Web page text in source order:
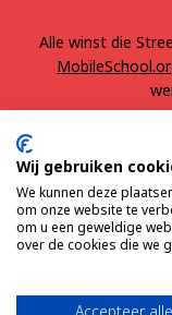
Alle winst die
Wij gebruiken
We kunnen deze
om onze website te
om u een geweldige
over de cookies die we